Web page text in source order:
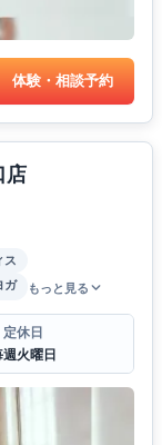
体験・相談予約
店
ス
ガ もっと見る
定休日
週火曜日